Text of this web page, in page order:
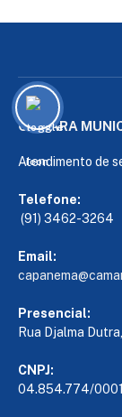
CÂMARA
Atendimento de
Telefone:
(91) 3462-3264
Email:
Presencial:
Rua Djalma
CNPJ:
04.854.774/